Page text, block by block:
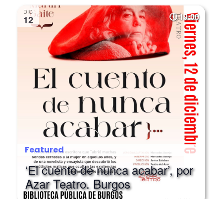
DIC
12 19:00
Featured
‘El cuento de nunca acabar’, por
Azar Teatro. Burgos